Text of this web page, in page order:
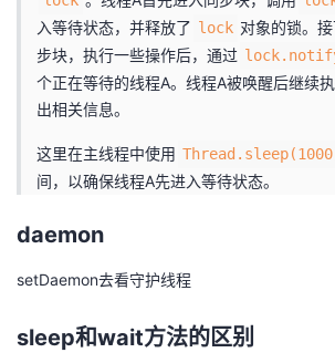
入等待状态，并释放了 lock 对象的锁。
步块，执行一些操作后，通过
个正在等待的线程A。线程A被唤醒后继续
出相关信息。
这里在主线程中使用
间，以确保线程A先进入等待状态。
daemon
setDaemon去看守护线程
sleep和wait方法的区别